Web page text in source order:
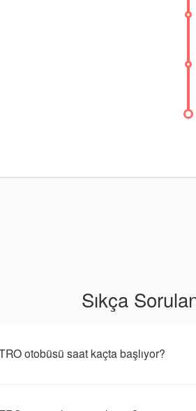
Sıkça
otobüsü saat kaçta başlıyor?